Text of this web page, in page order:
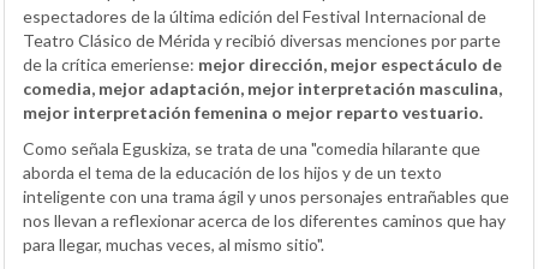
espectadores de la última edición del Festival Internacional de
Teatro Clásico de Mérida y recibió diversas menciones por parte
de la crítica emeriense: mejor dirección, mejor espectáculo de
comedia, mejor adaptación, mejor interpretación masculina,
mejor interpretación femenina o mejor reparto vestuario.
Como señala Eguskiza, se trata de una "comedia hilarante que
aborda el tema de la educación de los hijos y de un texto
inteligente con una trama ágil y unos personajes entrañables que
nos llevan a reflexionar acerca de los diferentes caminos que hay
para llegar, muchas veces, al mismo sitio".